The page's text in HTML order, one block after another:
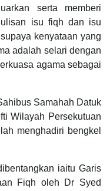
serta memberi
isu fiqh dan isu
kenyataan yang
adalah selari dengan
agama sebagai
Samahah Datuk
Wilayah Persekutuan
menghadiri bengkel
iaitu Garis
Fiqh oleh Dr Syed